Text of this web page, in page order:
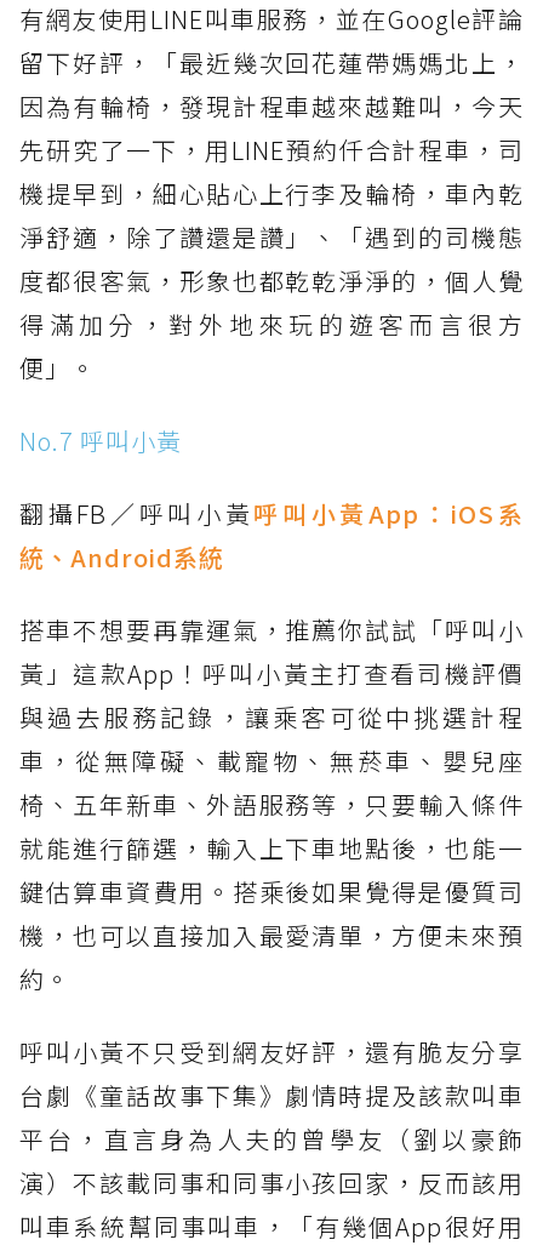
有網友使用LINE叫車服務，並在Google評論
留下好評，「最近幾次回花蓮帶媽媽北上，
因為有輪椅，發現計程車越來越難叫，今天
先研究了一下，用LINE預約仟合計程車，司
機提早到，細心貼心上行李及輪椅，車內乾
淨舒適，除了讚還是讚」、「遇到的司機態
度都很客氣，形象也都乾乾淨淨的，個人覺
得滿加分，對外地來玩的遊客而言很方
便」。
No.7 呼叫小黃
翻攝FB／呼叫小黃呼叫小黃App： iOS系
統 、 Android系統
搭車不想要再靠運氣，推薦你試試「呼叫小
黃」這款App！呼叫小黃主打查看司機評價
與過去服務記錄，讓乘客可從中挑選計程
車，從無障礙、載寵物、無菸車、嬰兒座
椅、五年新車、外語服務等，只要輸入條件
就能進行篩選，輸入上下車地點後，也能一
鍵估算車資費用。搭乘後如果覺得是優質司
機，也可以直接加入最愛清單，方便未來預
約。
呼叫小黃不只受到網友好評，還有脆友分享
台劇《童話故事下集》劇情時提及該款叫車
平台，直言身為人夫的曾學友（劉以豪飾
演）不該載同事和同事小孩回家，反而該用
叫車系統幫同事叫車，「有幾個App很好用